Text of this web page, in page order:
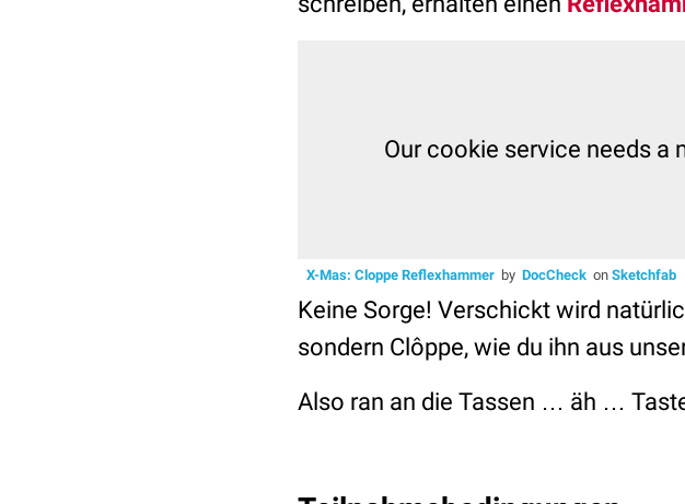
X-Mas: Cloppe Reflexhammer by DocCheck on Sketchfab
Keine Sorge! Verschickt wird
sondern Clôppe, wie du ihn aus
Also ran an die Tassen … äh …